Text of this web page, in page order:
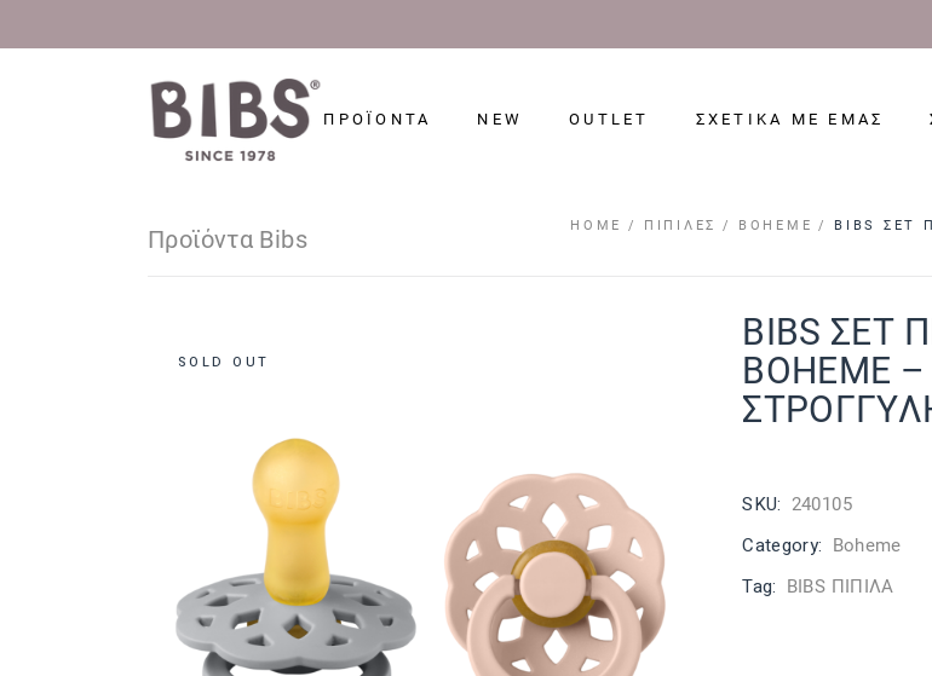
ΠΡΟΪΟΝΤΑ NEW OUTLET ΣΧΕΤΙΚΑ ΜΕ ΕΜΑΣ
Προϊόντα Bibs HOME ΠΙΠΊΛΕΣ BOHEME BIBS ΣΕΤ
SOLD OUT
BIBS ΣΕΤ
BOHEME
SKU: 240105
Category: Boheme
Tag: BIBS ΠΙΠΙΛΑ